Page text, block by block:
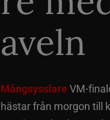
aveln
MångsysslareVM-
hästar från morgon till